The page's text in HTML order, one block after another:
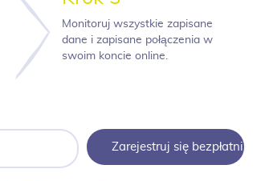
Monitoruj wszystkie zapisane
dane i zapisane połączenia w
swoim koncie online.